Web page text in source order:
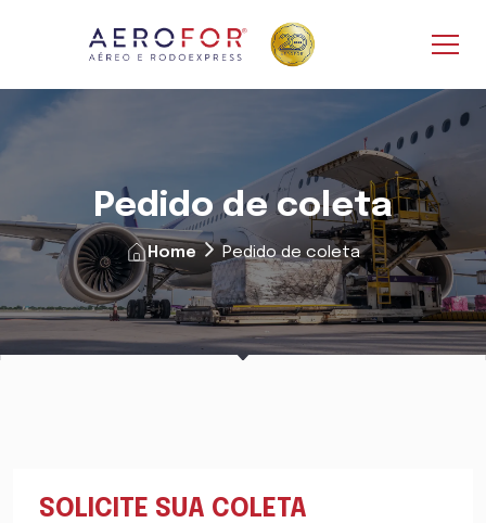
Pedido de coleta
Home Pedido de coleta
SOLICITE SUA COLETA